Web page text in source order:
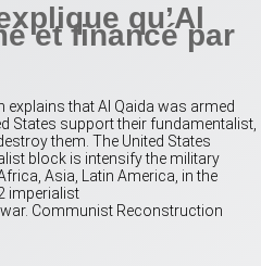
qu’Al
et financé par
explains that Al Qaida was armed
States support their fundamentalist,
them. The United States
block is intensify the military
Asia, Latin America, in the
imperialist
Communist Reconstruction